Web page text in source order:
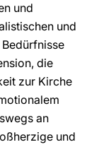
und
und
die
zur Kirche
an
und